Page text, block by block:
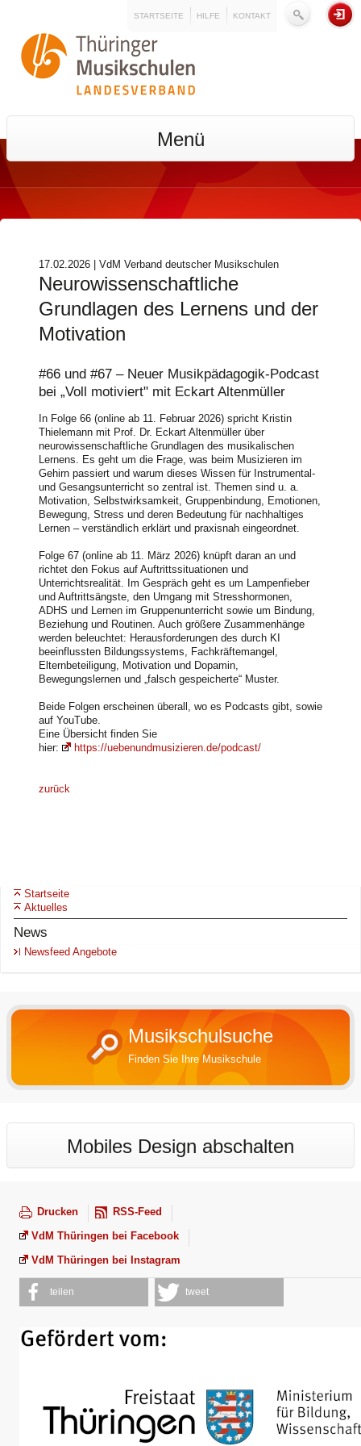
STARTSEITE HILFE KONTAKT
Menü
17.02.2026 | VdM Verband deutscher Musikschulen
Neurowissenschaftliche
Grundlagen des Lernens und der
Motivation
#66 und #67 – Neuer Musikpädagogik-Podcast
bei „Voll motiviert" mit Eckart Altenmüller
In Folge 66 (online ab 11. Februar 2026) spricht Kristin
Thielemann mit Prof. Dr. Eckart Altenmüller über
neurowissenschaftliche Grundlagen des musikalischen
Lernens. Es geht um die Frage, was beim Musizieren im
Gehirn passiert und warum dieses Wissen für Instrumental-
und Gesangsunterricht so zentral ist. Themen sind u. a.
Motivation, Selbstwirksamkeit, Gruppenbindung, Emotionen,
Bewegung, Stress und deren Bedeutung für nachhaltiges
Lernen – verständlich erklärt und praxisnah eingeordnet.
Folge 67 (online ab 11. März 2026) knüpft daran an und
richtet den Fokus auf Auftrittssituationen und
Unterrichtsrealität. Im Gespräch geht es um Lampenfieber
und Auftrittsängste, den Umgang mit Stresshormonen,
ADHS und Lernen im Gruppenunterricht sowie um Bindung,
Beziehung und Routinen. Auch größere Zusammenhänge
werden beleuchtet: Herausforderungen des durch KI
beeinflussten Bildungssystems, Fachkräftemangel,
Elternbeteiligung, Motivation und Dopamin,
Bewegungslernen und „falsch gespeicherte“ Muster.
Beide Folgen erscheinen überall, wo es Podcasts gibt, sowie
auf YouTube.
Eine Übersicht finden Sie
hier:
https://uebenundmusizieren.de/podcast/
zurück
Startseite
Aktuelles
News
Newsfeed Angebote
Musikschulsuche
Finden Sie Ihre Musikschule
Mobiles Design abschalten
Drucken
RSS-Feed
VdM Thüringen bei Facebook
VdM Thüringen bei Instagram
teilen tweet